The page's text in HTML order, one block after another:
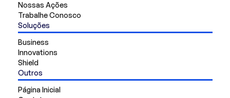
Nossas Ações
Trabalhe Conosco
Soluções
Business
Innovations
Shield
Outros
Página Inicial